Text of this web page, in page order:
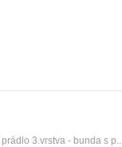
3.vrstva - bunda s p..